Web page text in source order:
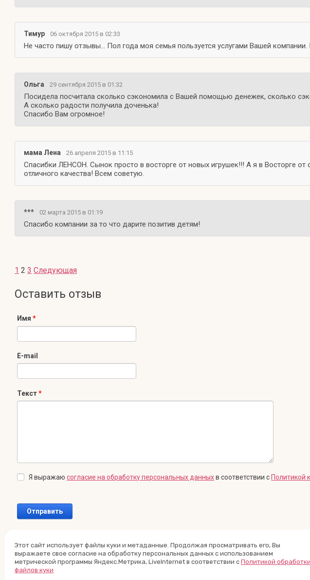
Тимур 06 октября 2015 в 02:33
Не часто пишу отзывы... Пол года моя семья пользуется услугами Вашей
Ольга 29 сентября 2015 в 01:32
Посидела посчитала сколько сэкономила с Вашей помощью денежек, сколько
А сколько радости получила доченька!
Спасибо Вам огромное!
мама Лена 26 апреля 2015 в 11:15
Спасибки ЛЕНСОН. Сынок просто в восторге от новых игрушек!!! А я в Восторге
отличного качества! Всем советую.
*** 02 марта 2015 в 01:19
Спасибо компании за то что дарите позитив детям!
1 2 3 Следующая
Оставить отзыв
Имя*
E-mail
Текст*
Я выражаюсогласие на обработку персональных данныхв соответствии с Политикой
Внимание! Отправленное сообщение появится только после проверки администратором сайта!
Этот сайт использует файлы куки и метаданные. Продолжая просматривать его, Вы
выражаете свое согласие на обработку персональных данных с использованием
метрической программы Яндекс.Метрика, LiveInternet в соответствии с Политикой обработки
файлов куки